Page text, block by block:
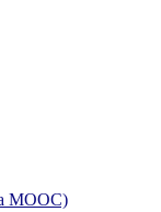
MOOC)